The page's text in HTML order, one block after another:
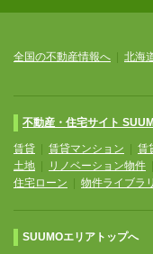
全国の不動産情報へ 北海
不動産・住宅サイト
賃貸 賃貸マンション 賃
土地
リノベーション物件
住宅ローン
物件ライブラ
SUUMOエリアトップへ